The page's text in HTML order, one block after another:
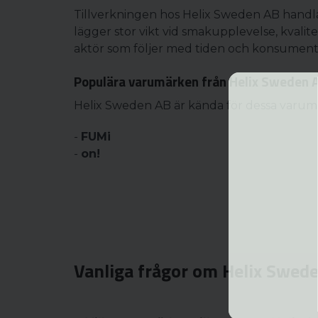
Tillverkningen hos Helix Sweden AB
lägger stor vikt vid smakupplevelse,
aktör som följer med tiden och
Populära varumärken från Helix Sweden AB
Helix Sweden AB är kända för dessa
- FUMi
- on!
Vanliga frågor om Helix Sweden